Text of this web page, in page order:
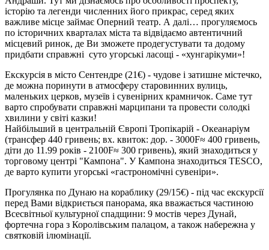
історію та легенди численних його прикрас, серед яких
важливе місце займає Оперний театр. А далі… прогуляємось
по історичних кварталах міста та відвідаємо автентичний
місцевий ринок, де Ви зможете продегустувати та додому
придбати справжні суто угорські ласощі - «хунгарікуми»!
Екскурсія в місто Сентендре (21€) - чудове і затишне містечко,
де можна поринути в атмосферу старовинних вулиць,
маленьких церков, музеїв і сувенірних крамничок. Саме тут
варто спробувати справжні марципани та провести солодкі
хвилини у світі казки!
Найбільший в центральній Європі Тропікарій - Океанаріум
(трансфер 440 гривень; вх. квиток: дор. - 3000F≈ 400 гривень,
діти до 11.99 років - 2100F≈ 300 гривень), який знаходиться у
торговому центрі "Кампона". У Кампона знаходиться TESCO,
де варто купити угорські «гастрономічні сувеніри».
Прогулянка по Дунаю на кораблику (29/15€) - під час екскурсії
перед Вами відкриється панорама, яка вважається частиною
Всесвітньої культурної спадщини: 9 мостів через Дунай,
фортечна гора з Королівським палацом, а також набережна у
святковій ілюмінації.